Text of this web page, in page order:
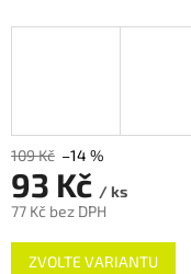
109 Kč –14 %
93 Kč / ks
77 Kč bez DPH
Měrná
cena:
ZVOLTE VARIANTU